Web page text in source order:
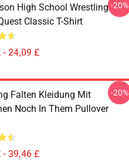
High School Wrestling
Classic T-Shirt
- 24,09 £
-20%
Falten Kleidung Mit
Noch In Them Pullover
- 39,46 £
-20%